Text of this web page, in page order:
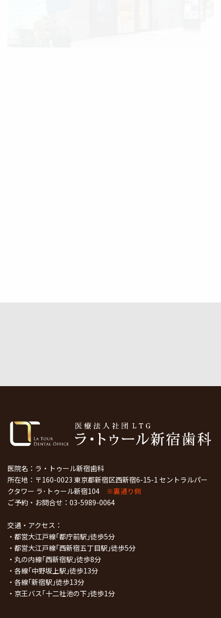
医院名：ラ・トゥール新宿歯科
所在地：〒160-0023 東京都新宿区西新宿6-15-1 セントラルパー
クタワー ラ･トゥール新宿104 ※裏通り側
ご予約・お問合せ： 03-5989-0064
交通・アクセス：
・都営大江戸線｢都庁前駅｣徒歩5分
・都営大江戸線｢西新宿五丁目駅｣徒歩5分
・丸の内線｢西新宿駅｣徒歩8分
・各線｢中野坂上駅｣徒歩13分
・各線｢新宿駅｣徒歩13分
・京王バス｢十二社池の下｣徒歩1分